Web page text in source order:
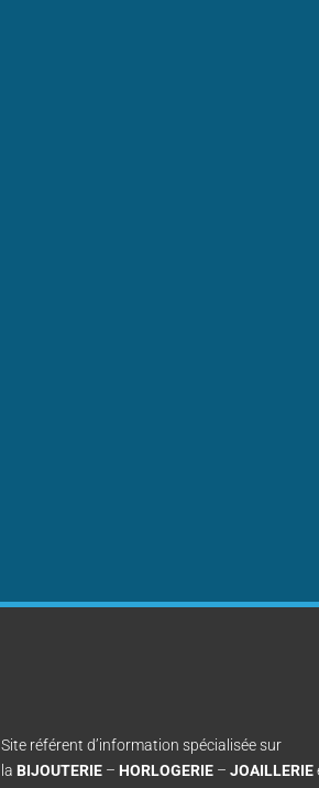
Site référent d’information spécialisée sur
la BIJOUTERIE – HORLOGERIE –JOAILLERIE